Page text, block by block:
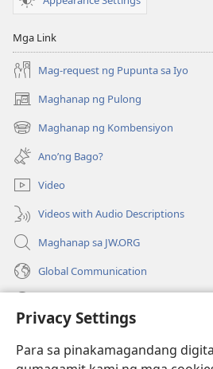
Privacy Settings
Para sa pinakamagandang
Mga Link
Mag-request ng Pupunta sa Iyo
Maghanap ng Pulong
(may
bubukas
na
bagong
window)
Maghanap ng Kombensiyon
(may
bubukas
na
bagong
window)
Ano’ng Bago?
Video
Videos with Audio Descriptions
Maghanap sa JW.ORG
Global Communication
(may